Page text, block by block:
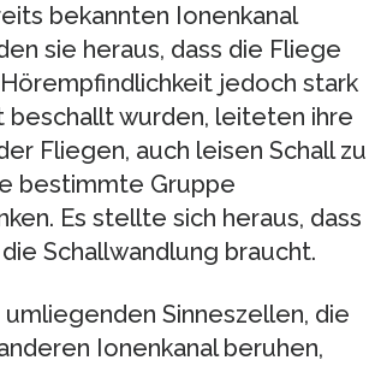
bekannten Ionenkanal
sie heraus, dass die Fliege
jedoch stark
beschallt wurden, leiteten ihre
Fliegen, auch leisen Schall zu
bestimmte Gruppe
Es stellte sich heraus, dass
Schallwandlung braucht.
Sinneszellen, die
Ionenkanal beruhen,